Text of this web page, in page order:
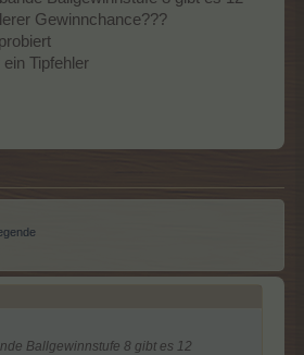
Gewinnchance???
Tipfehler
Ballgewinnstufe 8 gibt es 12